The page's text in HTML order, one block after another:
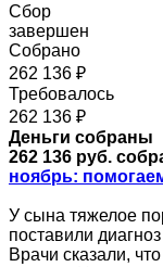
Сбор
завершен
Собрано
262 136 ₽
Требовалось
262 136 ₽
Деньги собраны
262 136 руб.
ноябрь:
У сына тяжелое
поставили
Врачи сказали,